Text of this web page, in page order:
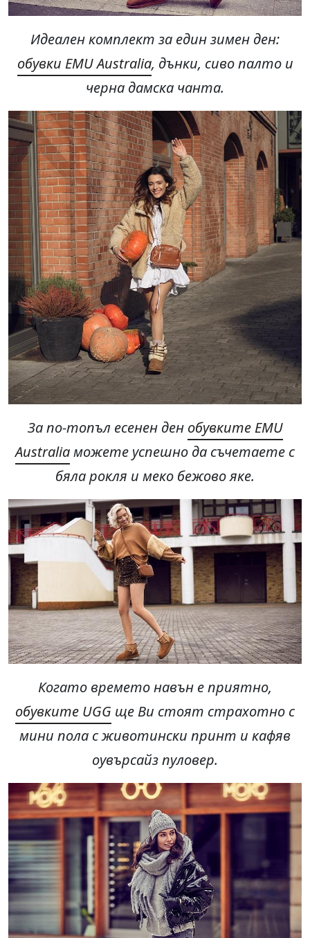
Идеален комплект за един зимен ден:
обувки EMU Australia, дънки, сиво палто и
черна дамска чанта.
За по-топъл есенен ден обувките EMU
Australiaможете успешно да съчетаете с
бяла рокля и меко бежово яке.
Когато времето навън е приятно,
обувките UGG ще Ви стоят страхотно с
мини пола с животински принт и кафяв
оувърсайз пуловер.